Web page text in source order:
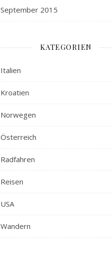
September 2015
KATEGORIEN
Italien
Kroatien
Norwegen
Österreich
Radfahren
Reisen
USA
Wandern